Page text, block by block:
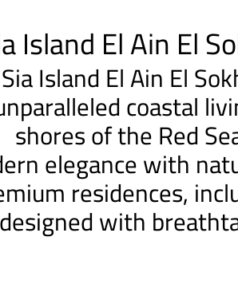
Island El Ain El
Sia Island El Ain El
coastal
shores of the Red
elegance with
residences,
designed with